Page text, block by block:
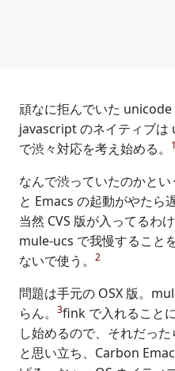
頑なに拒んでいた
javascript のネイティブは
で渋々対応を考え始める。
1
なんで渋っていたのかと
と Emacs の起動がやたら
当然 CVS 版が入ってるわ
mule-ucs で我慢すること
ないで使う。
2
問題は手元の OSX 版。
らん。
3fink で入れること
し始めるので、それだっ
と思い立ち、Carbon